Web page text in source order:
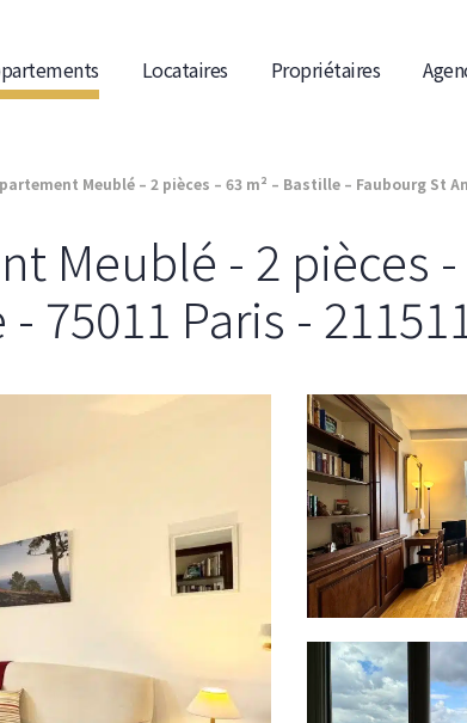
Locataires Propriétaires
Meublé – 2 pièces – 63 m² – Bastille – Faubourg St
Meublé - 2 pièces
75011 Paris -